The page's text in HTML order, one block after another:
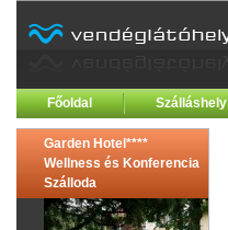
Főoldal Szálláshely
Garden Hotel****
Wellness és Konferencia
Szálloda